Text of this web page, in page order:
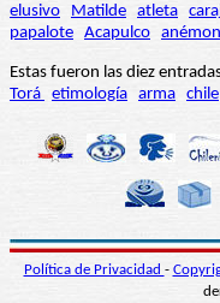
elusivo
Matilde atleta
papalote Acapulco
Estas fueron las diez
Torá etimología arma chile
Política de Privacidad -